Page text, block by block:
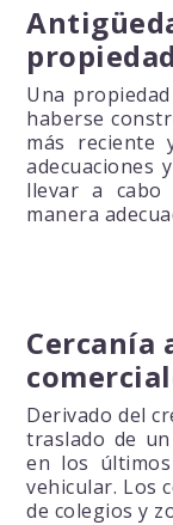
propiedad
Una
haberse
más reciente
adecuaciones
llevar a cabo
manera
Cercanía
Derivado del
traslado de
en los
vehicular. Los
de colegios y